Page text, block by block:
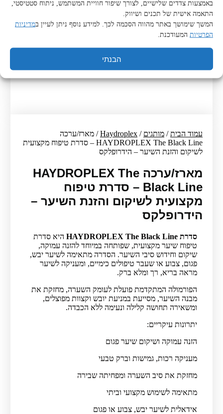
באמצעות צדדים שלישיים, לצורך שיפור חוויית המשתמש, ניתוח סטטיסטי,
התאמה אישית של תכנים ושיווק.
המשך שימושך באתר מהווה הסכמה לכך. למידע נוסף ניתן לעיין במדיניות
הפרטיות המעודכנת.
הבנתי
עמוד הבית/ מותגים /
Haydroplex/ מארז/ערכה
HAYDROPLEX The Black Line – סדרת טיפוח מקצועית
לשיקום והזנת השיער – הידרופלקס
מארז/ערכה HAYDROPLEX The
Black Line – סדרת טיפוח
מקצועית לשיקום והזנת השיער –
הידרופלקס
סדרת HAYDROPLEX The Black Line
היא סדרת
טיפוח שיער מקצועית, שפותחה במיוחד להזנה עמוקה,
שיקום וחידוש סיבי השיער. הסדרה מתאימה לשיער יבש,
פגום, צבוע או שעבר טיפולים כימיים, ומעניקה לשיער
מראה בריא, רך ומלא ברק.
הפורמולה המתקדמת פועלת לעומק השערה, מחזקת את
מבנה השיער, מסייעת במניעת יובש וקצוות מפוצלים,
ומשאירה תחושה קלילה ונעימה ללא הכבדה.
יתרונות עיקריים:
הזנה עמוקה ושיקום שיער פגום
מעניקה רכות, גמישות וברק טבעי
מחזקת את סיב השערה ומפחיתה שבירה
מתאימה לשימוש מקצועי וביתי
אידאלית לשיער יבש, צבוע או פגום